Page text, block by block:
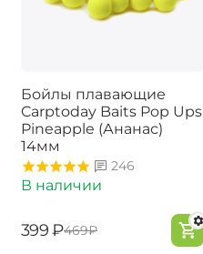
Бойлы плавающие
Carptoday Baits Pop Ups
Pineapple (Ананас)
14мм
246
В наличии
‍399‍ ₽‍469‍₽